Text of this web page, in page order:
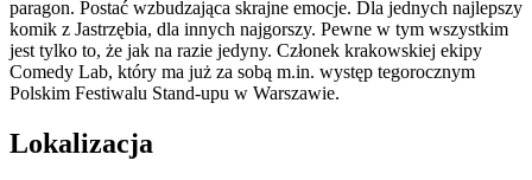
paragon. Postać wzbudzająca skrajne emocje. Dla jednych najlepszy
komik z Jastrzębia, dla innych najgorszy. Pewne w tym wszystkim
jest tylko to, że jak na razie jedyny. Członek krakowskiej ekipy
Comedy Lab, który ma już za sobą m.in. występ tegorocznym
Polskim Festiwalu Stand-upu w Warszawie.
Lokalizacja